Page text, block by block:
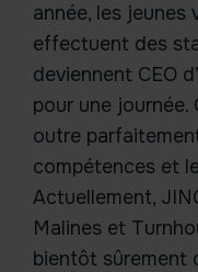
année, les jeunes
effectuent des
deviennent CEO
pour une journée.
outre
compétences et
Actuellement,
Malines et
bientôt sûrement